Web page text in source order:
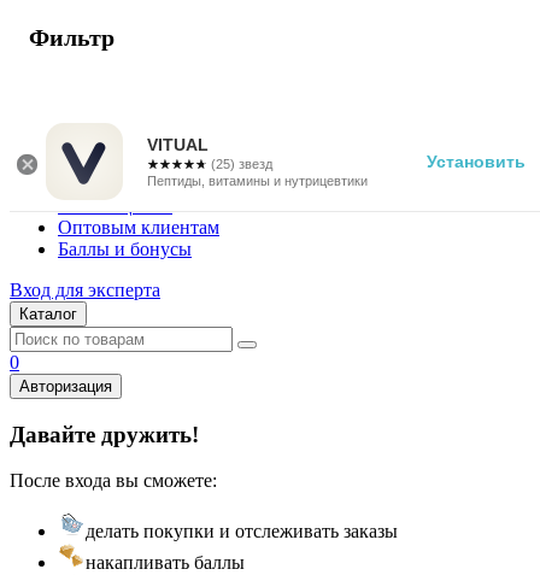
VITUAL
☆☆☆☆☆
★★★★★ (25) звезд
Пептиды, витамины и нутрицевтики
Установить
г. Москва
Vitual Peptide
+7 (800) 101-13-25
Специалистам
Поставщикам
Оптовым клиентам
Баллы и бонусы
Вход для эксперта
Каталог
0
Авторизация
Давайте дружить!
После входа вы сможете:
делать покупки и отслеживать заказы
накапливать баллы
Фильтр